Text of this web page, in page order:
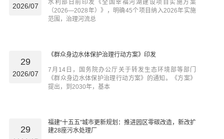
2026/07
水利部日前印发《全国幸福河湖建设项目实施方案
（2026—2028年）》，明确45个项目纳入2026年实施
范围，治理河流总
29
2026/07
《群众身边水体保护治理行动方案》印发
7月14日，国务院办公厅关于转发生态环境部等部门
《群众身边水体保护治理行动方案》的通知。《方案》
提出，到2030年，基本
29
福建“十五五”城市更新规划：推进园区零碳改造，新改扩
建28座污水处理厂